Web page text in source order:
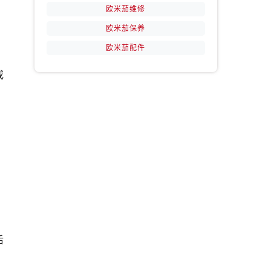
欧米茄维修
欧米茄保养
欧米茄配件